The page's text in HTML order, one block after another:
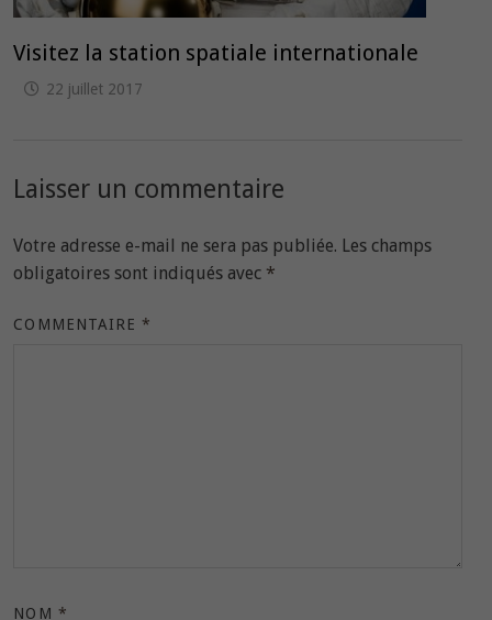
Visitez la station spatiale internationale
22 juillet 2017
Laisser un commentaire
Votre adresse e-mail ne sera pas publiée. Les champs
obligatoires sont indiqués avec *
COMMENTAIRE*
NOM *